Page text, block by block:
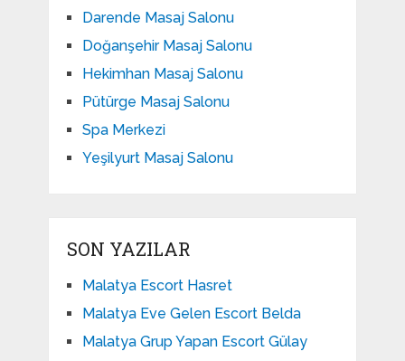
Darende Masaj Salonu
Doğanşehir Masaj Salonu
Hekimhan Masaj Salonu
Pütürge Masaj Salonu
Spa Merkezi
Yeşilyurt Masaj Salonu
SON YAZILAR
Malatya Escort Hasret
Malatya Eve Gelen Escort Belda
Malatya Grup Yapan Escort Gülay